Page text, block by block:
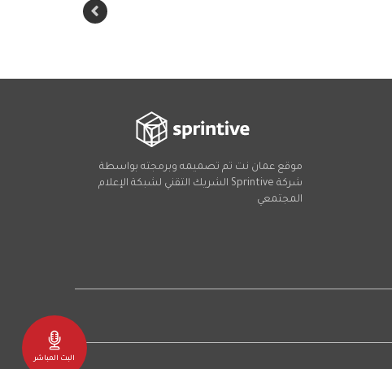
البث المباشر
موقع عمان نت تم تصميمه وبرمجته بواسطة
شركة Sprintive الشريك التقني لشبكة الإعلام
المجتمعي